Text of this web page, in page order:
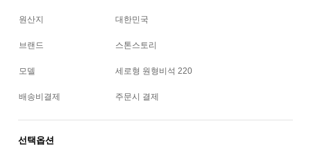
원산지 대한민국
브랜드 스톤스토리
모델 세로형 원형비석 220
배송비결제 주문시 결제
선택옵션